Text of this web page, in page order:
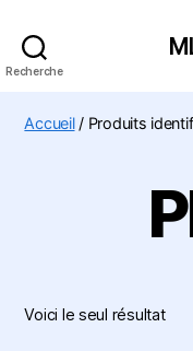
Recherche
Accueil/ Produits
Voici le seul résultat